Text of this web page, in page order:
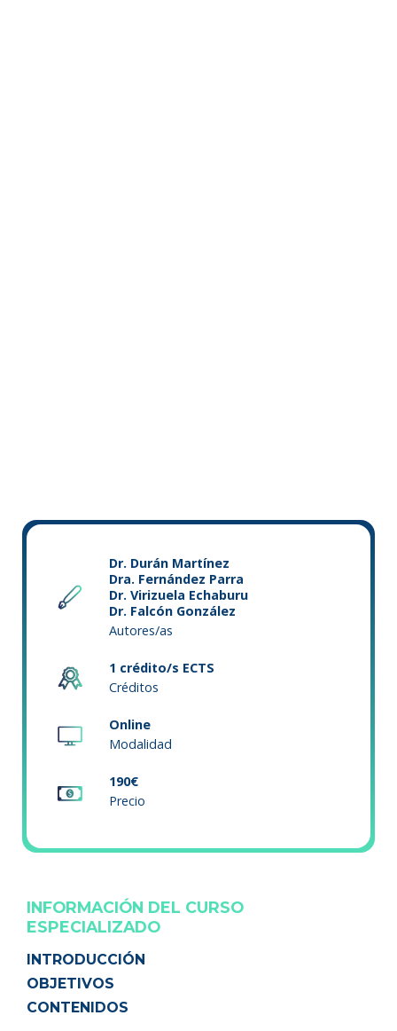
Dr. Durán Martínez
Dra. Fernández Parra
Dr. Virizuela Echaburu
Dr. Falcón González
Autores/as
1 crédito/s ECTS
Créditos
Online
Modalidad
190€
Precio
INFORMACIÓN DEL CURSO
ESPECIALIZADO
INTRODUCCIÓN
OBJETIVOS
CONTENIDOS